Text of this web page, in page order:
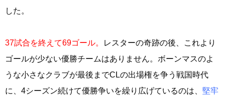
した。
37試合を終えて69ゴール。
レスターの奇跡の後、これより
ゴールが少ない優勝チームはありません。ボーンマスのよ
うな小さなクラブが最後までCLの出場権を争う戦国時代
に、4シーズン続けて優勝争いを繰り広げているのは、 堅牢